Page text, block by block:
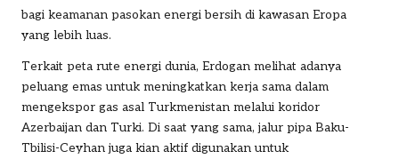
bagi keamanan pasokan energi bersih di kawasan Eropa
yang lebih luas.
Terkait peta rute energi dunia, Erdogan melihat adanya
peluang emas untuk meningkatkan kerja sama dalam
mengekspor gas asal Turkmenistan melalui koridor
Azerbaijan dan Turki. Di saat yang sama, jalur pipa Baku-
Tbilisi-Ceyhan juga kian aktif digunakan untuk